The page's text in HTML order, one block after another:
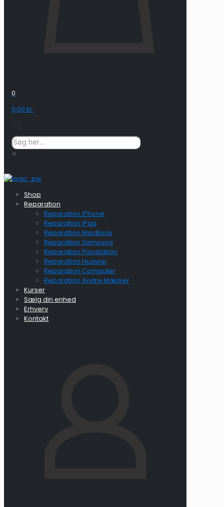
0
0,00 kr.
✕
Shop
Reparation
Reparation iPhone
Reparation iPad
Reparation MacBook
Reparation Samsung
Reparation Playstation
Reparation Huawei
Reparation Computer
Reparation Andre Mærker
Kurser
Sælg din enhed
Erhverv
Kontakt